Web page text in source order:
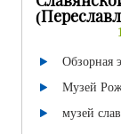
Обзорная
Музей
музей